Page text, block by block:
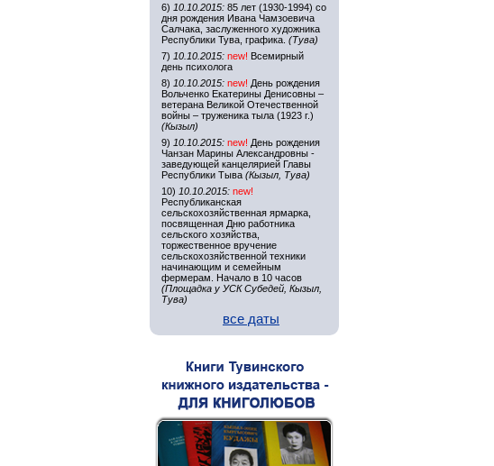
6) 10.10.2015: 85 лет (1930-1994) со
дня рождения Ивана Чамзоевича
Салчака, заслуженного художника
Республики Тува, графика. (Тува)
7) 10.10.2015: new! Всемирный
день психолога
8) 10.10.2015: new! День рождения
Вольченко Екатерины Денисовны –
ветерана Великой Отечественной
войны – труженика тыла (1923 г.)
(Кызыл)
9) 10.10.2015: new! День рождения
Чанзан Марины Александровны -
заведующей канцелярией Главы
Республики Тыва (Кызыл, Тува)
10) 10.10.2015: new!
Республиканская
сельскохозяйственная ярмарка,
посвященная Дню работника
сельского хозяйства,
торжественное вручение
сельскохозяйственной техники
начинающим и семейным
фермерам. Начало в 10 часов
(Площадка у УСК Субедей, Кызыл,
Тува)
все даты